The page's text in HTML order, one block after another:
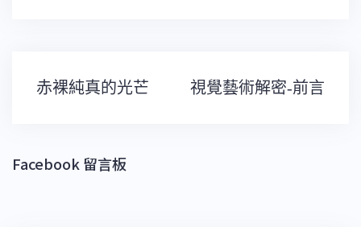
文
章
赤裸純真的光芒 視覺藝術解密-前言
Facebook 留言板